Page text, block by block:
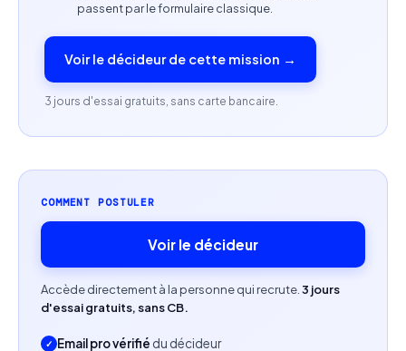
Expérience sur des produits complexes, logiciels
métiers ou produits médias appréciée.
Capacité à concevoir des interfaces et workflows
complexes.
techniques, Data et IA.
Bonne maîtrise de l’anglais professionnel.
Profil recherché
Designer orienté produit, avec une forte
passent par le formulaire classique.
Voir le décideur de cette mission →
3 jours d'essai gratuits, sans carte bancaire.
COMMENT POSTULER
Voir le décideur
Accède directement à la personne qui recrute. 3 jours
d'essai gratuits, sans CB.
Email pro vérifié du décideur